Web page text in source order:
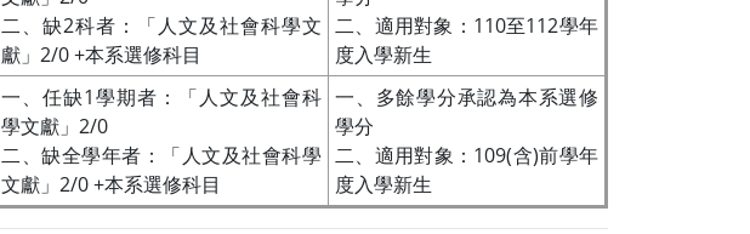
二、缺2科者：「人文及社會科學文
獻」2/0 +本系選修科目
二、適用對象：110至112學年
度入學新生
一、任缺1學期者：「人文及社會科
學文獻」2/0
二、缺全學年者：「人文及社會科學
文獻」2/0 +本系選修科目
一、多餘學分承認為本系選修
學分
二、適用對象：109(含)前學年
度入學新生